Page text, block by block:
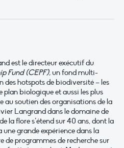
est le directeur exécutif du
Fund (CEPF), un fond multi-
des hotspots de biodiversité – les
plan biologique et aussi les plus
au soutien des organisations de la
Langrand dans le domaine de
la flore s’étend sur 40 ans, dont la
grande expérience dans la
programmes de recherche sur